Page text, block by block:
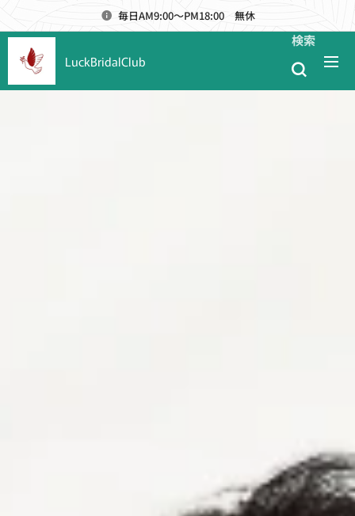
毎日AM9:00～PM18:00 無休
LuckBridalClub
検索